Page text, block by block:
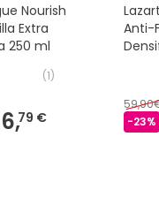
Nourish
Extra
250 ml
(1)
79 €
Anti-
-23%